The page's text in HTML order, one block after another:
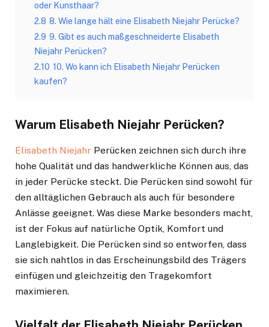
oder Kunsthaar?
2.8 8. Wie lange hält eine Elisabeth Niejahr Perücke?
2.9 9. Gibt es auch maßgeschneiderte Elisabeth
Niejahr Perücken?
2.10 10. Wo kann ich Elisabeth Niejahr Perücken
kaufen?
Warum Elisabeth Niejahr Perücken?
Elisabeth Niejahr Perücken zeichnen sich durch ihre
hohe Qualität und das handwerkliche Können aus, das
in jeder Perücke steckt. Die Perücken sind sowohl für
den alltäglichen Gebrauch als auch für besondere
Anlässe geeignet. Was diese Marke besonders macht,
ist der Fokus auf natürliche Optik, Komfort und
Langlebigkeit. Die Perücken sind so entworfen, dass
sie sich nahtlos in das Erscheinungsbild des Trägers
einfügen und gleichzeitig den Tragekomfort
maximieren.